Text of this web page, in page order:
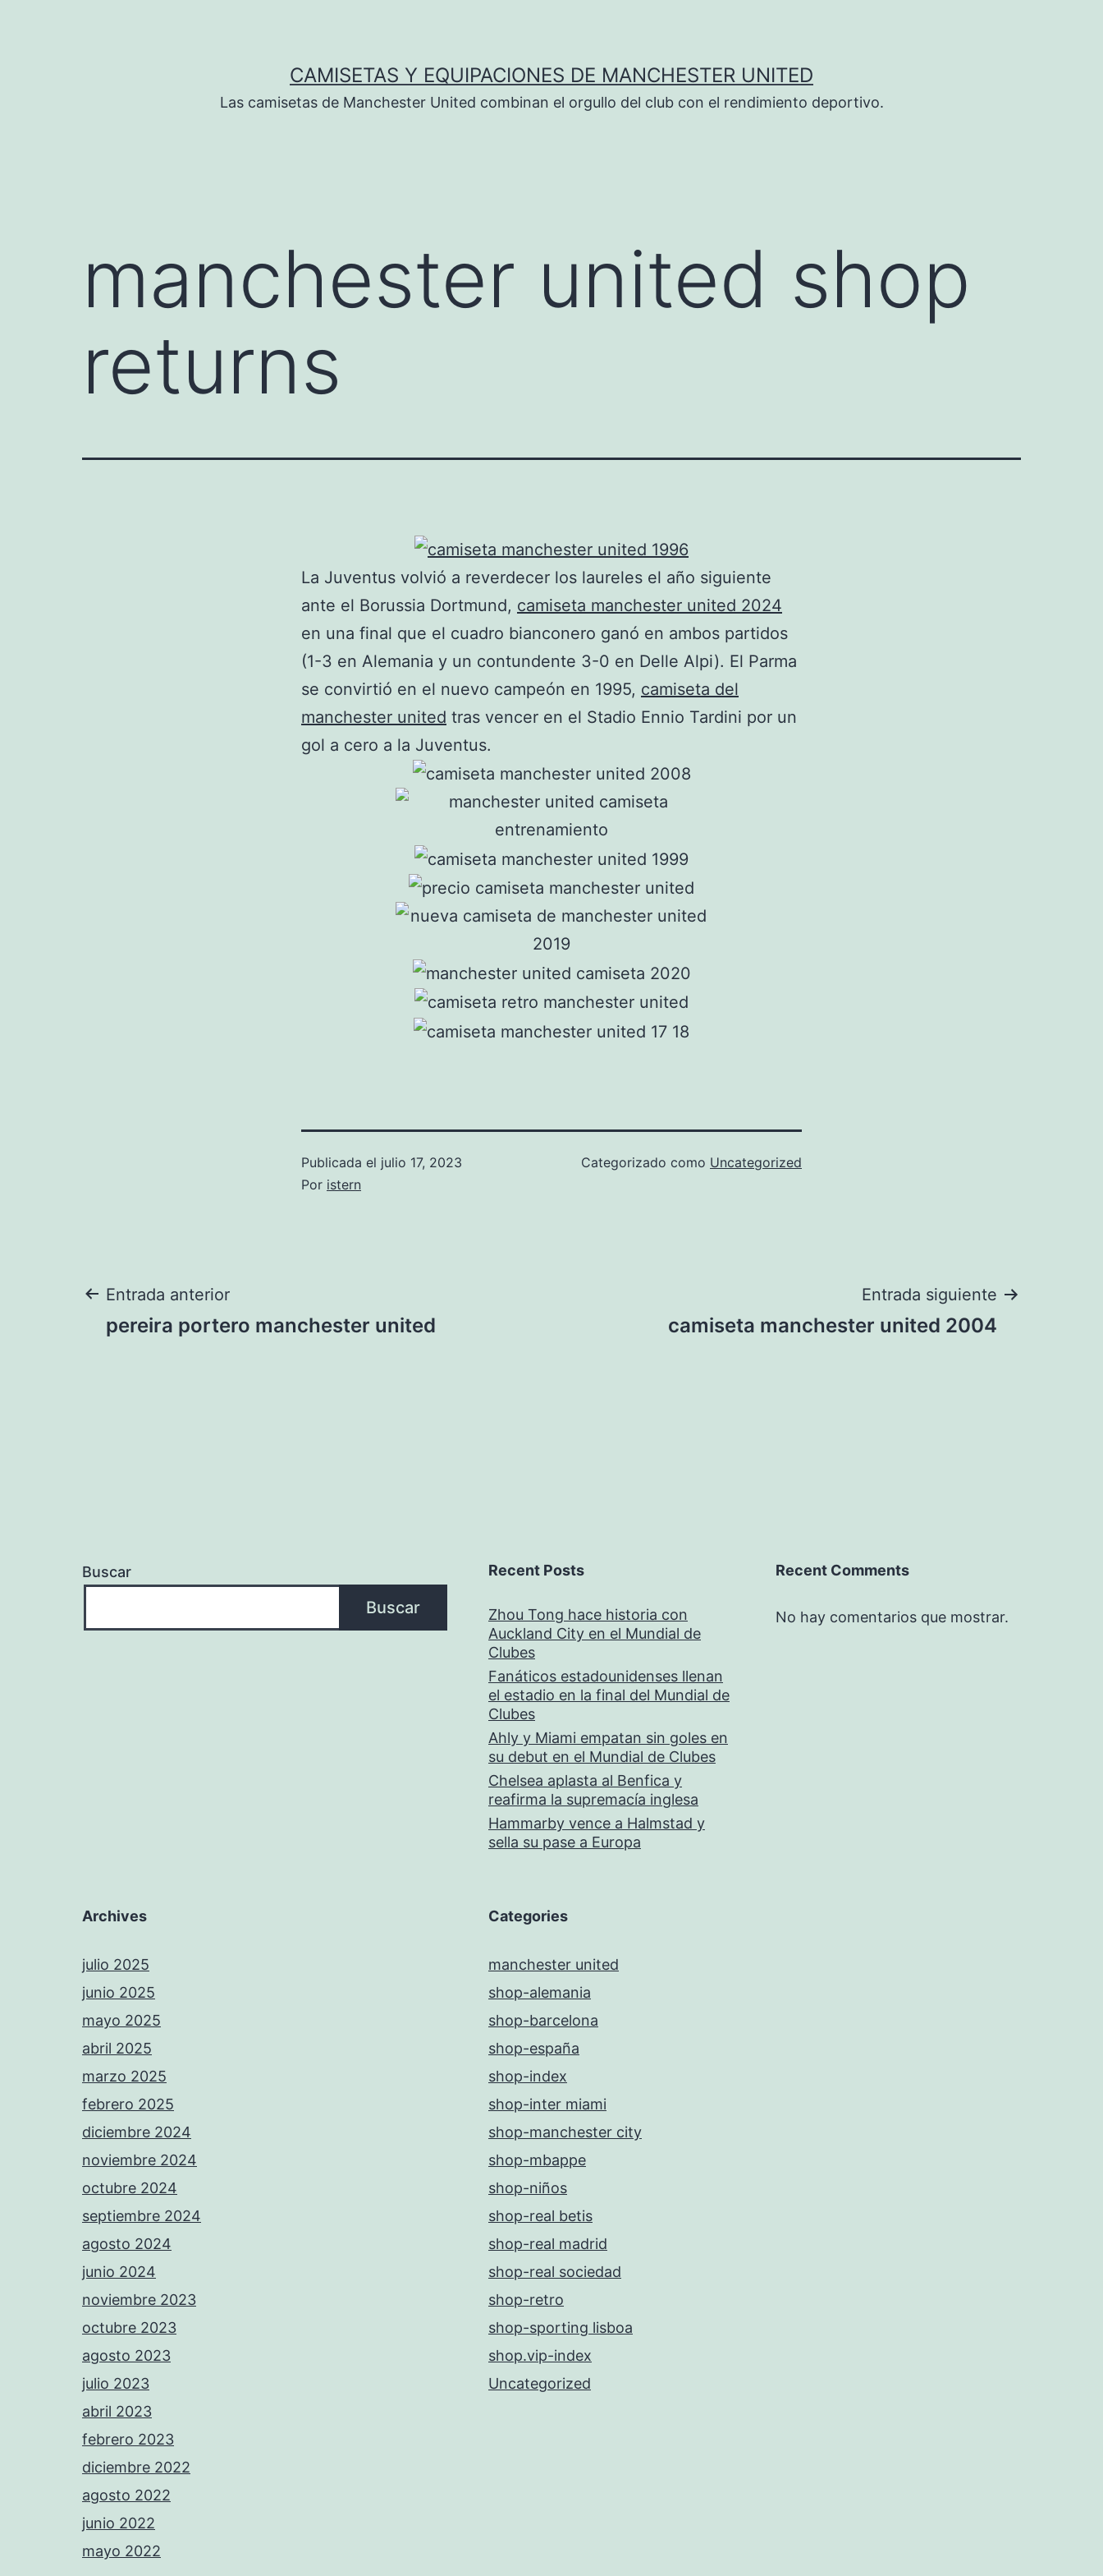
CAMISETAS Y EQUIPACIONES DE MANCHESTER UNITED
Las camisetas de Manchester United combinan el orgullo del club con el rendimiento deportivo.
manchester united shop
returns
La Juventus volvió a reverdecer los laureles el año siguiente
ante el Borussia Dortmund, camiseta manchester united 2024
en una final que el cuadro bianconero ganó en ambos partidos
(1-3 en Alemania y un contundente 3-0 en Delle Alpi). El Parma
se convirtió en el nuevo campeón en 1995, camiseta del
manchester united tras vencer en el Stadio Ennio Tardini por un
gol a cero a la Juventus.
Publicada el julio 17, 2023
Por istern
Categorizado como Uncategorized
Navegación
Entrada anterior
pereira portero manchester united
Entrada siguiente
camiseta manchester united 2004
Buscar
Buscar
Recent Posts
Zhou Tong hace historia con
Auckland City en el Mundial de
Clubes
Fanáticos estadounidenses llenan
el estadio en la final del Mundial de
Clubes
Ahly y Miami empatan sin goles en
su debut en el Mundial de Clubes
Chelsea aplasta al Benfica y
reafirma la supremacía inglesa
Hammarby vence a Halmstad y
sella su pase a Europa
Recent Comments
No hay comentarios que mostrar.
Archives
julio 2025
junio 2025
mayo 2025
abril 2025
marzo 2025
febrero 2025
diciembre 2024
noviembre 2024
octubre 2024
septiembre 2024
agosto 2024
junio 2024
noviembre 2023
octubre 2023
agosto 2023
julio 2023
abril 2023
febrero 2023
diciembre 2022
agosto 2022
junio 2022
mayo 2022
Categories
manchester united
shop-alemania
shop-barcelona
shop-españa
shop-index
shop-inter miami
shop-manchester city
shop-mbappe
shop-niños
shop-real betis
shop-real madrid
shop-real sociedad
shop-retro
shop-sporting lisboa
shop.vip-index
Uncategorized